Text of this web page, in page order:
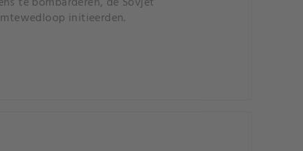
initieerden.